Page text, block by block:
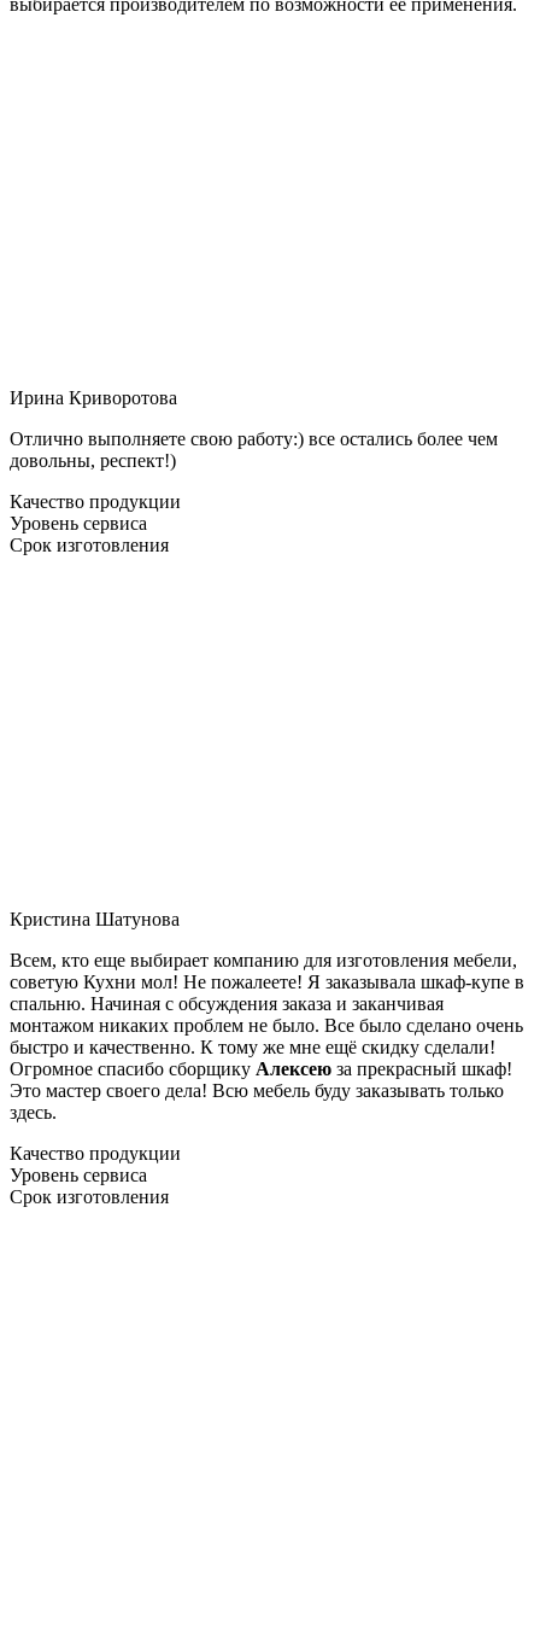
Ирина Криворотова
Отлично выполняете свою работу:) все остались более чем
довольны, респект!)
Качество продукции
Уровень сервиса
Срок изготовления
Кристина Шатунова
Всем, кто еще выбирает компанию для изготовления мебели,
советую Кухни мол! Не пожалеете! Я заказывала шкаф-купе в
спальню. Начиная с обсуждения заказа и заканчивая
монтажом никаких проблем не было. Все было сделано очень
быстро и качественно. К тому же мне ещё скидку сделали!
Огромное спасибо сборщику Алексею за прекрасный шкаф!
Это мастер своего дела! Всю мебель буду заказывать только
здесь.
Качество продукции
Уровень сервиса
Срок изготовления